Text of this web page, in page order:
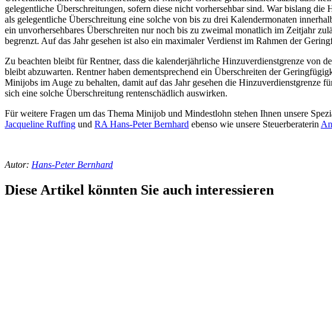
gelegentliche Überschreitungen, sofern diese nicht vorhersehbar sind. War bislang die
als gelegentliche Überschreitung eine solche von bis zu drei Kalendermonaten
ein unvorhersehbares Überschreiten nur noch bis zu zweimal monatlich im Zeitjahr
begrenzt. Auf das Jahr gesehen ist also ein maximaler Verdienst im Rahmen der
Zu beachten bleibt für Rentner, dass die kalenderjährliche Hinzuverdienstgrenze von
bleibt abzuwarten. Rentner haben dementsprechend ein Überschreiten der
Minijobs im Auge zu behalten, damit auf das Jahr gesehen die
sich eine solche Überschreitung rentenschädlich auswirken.
Für weitere Fragen um das Thema Minijob und Mindestlohn stehen Ihnen unsere
Jacqueline Ruffing und RA Hans-Peter Bernhard ebenso wie unsere Steuerberaterin
Autor: Hans-Peter Bernhard
Diese Artikel könnten Sie auch interessieren